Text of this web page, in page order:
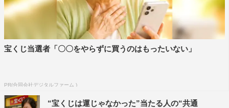
＆Prince、三代目 J Soul Brothers、ジャニーズWEST、
Sexy Zone、高橋優、NEWS、V6、Hey! Say! JUMP、ゆ
＜第2弾出演アーティスト＞
CHEMISTRY、欅坂46、GENERATIONS、水曜日のカン
パネラ、夏川りみ、西野カナ、乃木坂46、Perfume、
宝くじ当選者「〇〇をやらずに買うのはもったいない」
PR(合同会社デジタルファーム )
“宝くじは運じゃなかった”当たる人の“共通